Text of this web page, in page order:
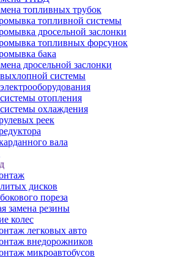
топливных трубок
топливной системы
дросельной заслонки
топливных форсунок
бака
дросельной заслонки
системы
отопления
охлаждения
реек
вала
дисков
пореза
замена резины
колес
легковых авто
внедорожников
микроавтобусов